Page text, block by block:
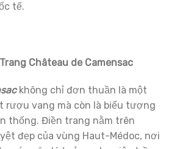
tế.
Château de Camensac
không chỉ đơn thuần là một
rượu vang mà còn là biểu tượng
thống. Điền trang nằm trên
đẹp của vùng Haut-Médoc, nơi